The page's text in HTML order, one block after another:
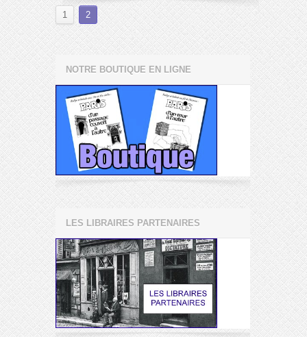
1 2
NOTRE BOUTIQUE EN LIGNE
LES LIBRAIRES PARTENAIRES